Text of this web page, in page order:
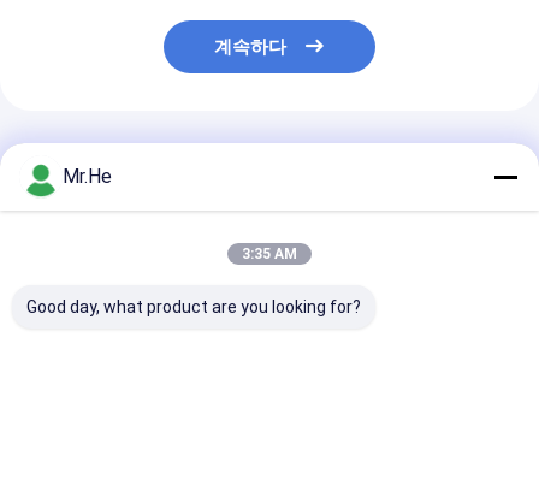
계속하다
Mr.He
3:35 AM
Good day, what product are you looking for?